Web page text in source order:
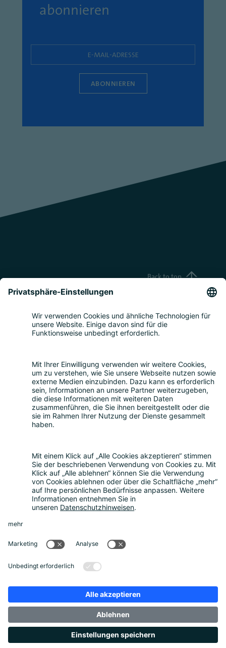
abonnieren
Back to top
Teilnahme
Themen
Über uns
Rückblick
Kontakt
Sonstiges
Datenschutz
Cookie-Einstellungen
AGB